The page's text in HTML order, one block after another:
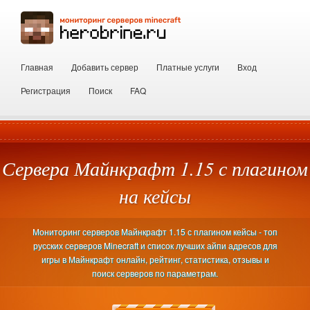
Главная Добавить сервер Платные услуги
Вход
Регистрация
Поиск FAQ
Сервера Майнкрафт 1.15 с плагином
на кейсы
Мониторинг серверов Майнкрафт 1.15 с плагином кейсы - топ
русских серверов Minecraft и список лучших айпи адресов для
игры в Майнкрафт онлайн, рейтинг, статистика, отзывы и
поиск серверов по параметрам.